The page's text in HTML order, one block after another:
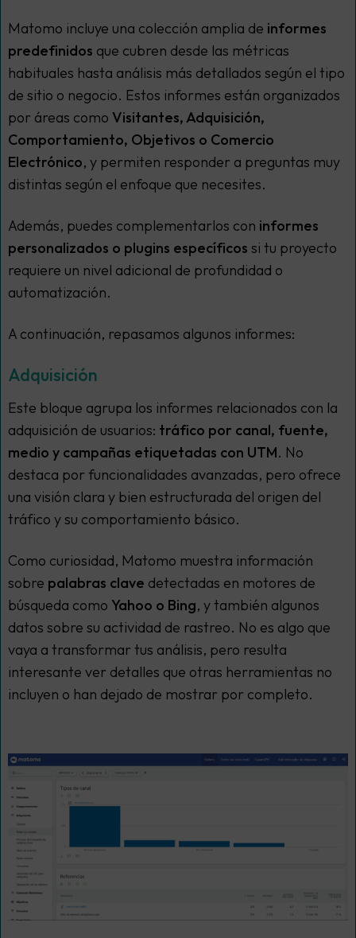
Matomo incluye una colección amplia de informes
predefinidos que cubren desde las métricas
habituales hasta análisis más detallados según el tipo
de sitio o negocio. Estos informes están organizados
por áreas como Visitantes, Adquisición,
Comportamiento, Objetivos o Comercio
Electrónico, y permiten responder a preguntas muy
distintas según el enfoque que necesites.
Además, puedes complementarlos con informes
personalizados o plugins específicos si tu proyecto
requiere un nivel adicional de profundidad o
automatización.
A continuación, repasamos algunos informes:
Adquisición
Este bloque agrupa los informes relacionados con la
adquisición de usuarios: tráfico por canal, fuente,
medio y campañas etiquetadas con UTM. No
destaca por funcionalidades avanzadas, pero ofrece
una visión clara y bien estructurada del origen del
tráfico y su comportamiento básico.
Como curiosidad, Matomo muestra información
sobre palabras clave detectadas en motores de
búsqueda como Yahoo o Bing, y también algunos
datos sobre su actividad de rastreo. No es algo que
vaya a transformar tus análisis, pero resulta
interesante ver detalles que otras herramientas no
incluyen o han dejado de mostrar por completo.